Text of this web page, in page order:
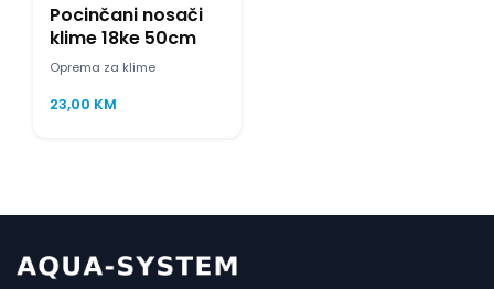
Pocinčani nosači
klime 18ke 50cm
Oprema za klime
23,00 KM